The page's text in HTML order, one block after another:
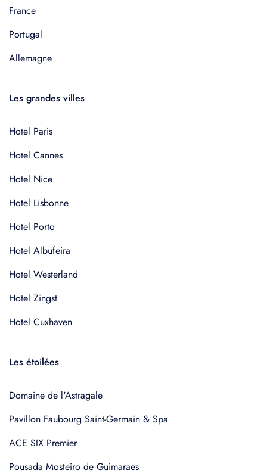
France
Portugal
Allemagne
Les grandes villes
Hotel Paris
Hotel Cannes
Hotel Nice
Hotel Lisbonne
Hotel Porto
Hotel Albufeira
Hotel Westerland
Hotel Zingst
Hotel Cuxhaven
Les étoilées
Domaine de l'Astragale
Pavillon Faubourg Saint-Germain & Spa
ACE SIX Premier
Pousada Mosteiro de Guimaraes